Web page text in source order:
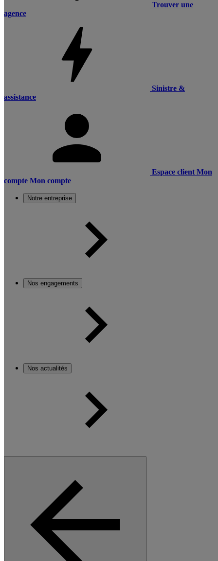
Trouver une
agence
Sinistre &
assistance
Espace client Mon
compte Mon compte
Notre entreprise
Nos engagements
Nos actualités